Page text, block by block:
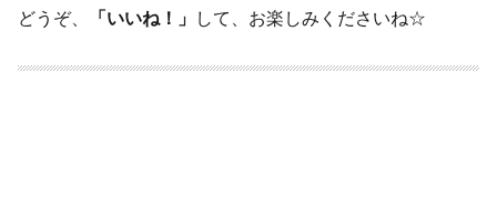
どうぞ、 「いいね！」 して、お楽しみくださいね☆